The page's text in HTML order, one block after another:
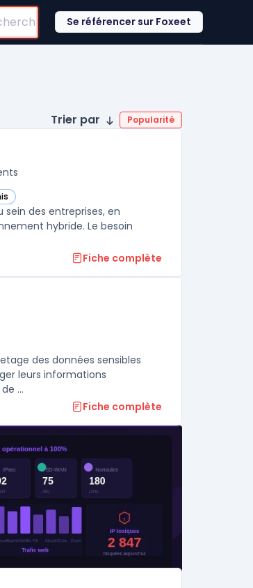
Se référencer sur Foxeet
Trier par Popularité
Purview) dans cette catégorie
des entreprises, en
hybride. Le besoin
Fiche complète
des données sensibles
leurs informations
stratégiques, répondre aux exigences de conformité et limiter les risques de fuite de ...
Fiche complète